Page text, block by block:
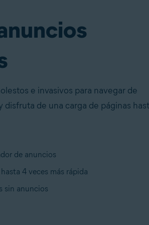
e invasivos para navegar de
de una carga de páginas
de anuncios
4 veces más rápida
sin anuncios